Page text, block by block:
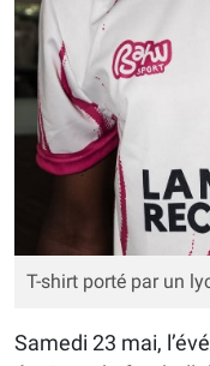
T-shirt porté par un
Samedi 23 mai,